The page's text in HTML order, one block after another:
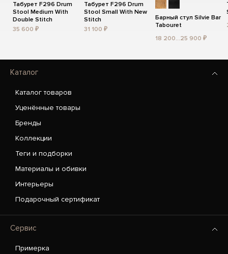
Табурет F296 Drum
Stool Medium With
Double Stitch
35 600 ₽
Табурет F296 Drum
Stool Small With New
Stitch
31 100 ₽
Барный стул Silvie Bar
Tabouret
18 200...25 900 ₽
Каталог
Каталог товаров
Уценённые товары
Бренды
Коллекции
Теги и подборки
Материалы и обивки
Интерьеры
Подарочный сертификат
Сервис
Примерка